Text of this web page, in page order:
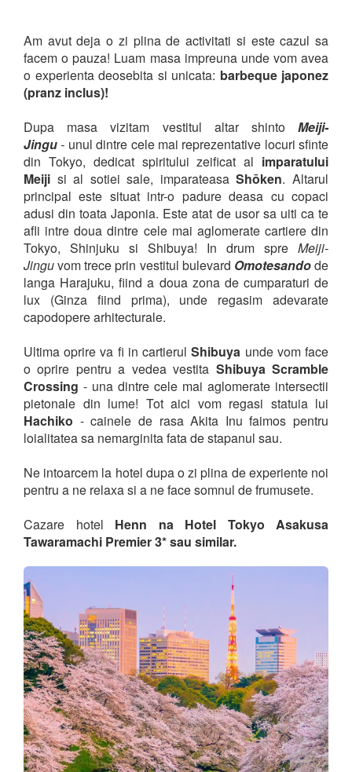
Am avut deja o zi plina de activitati si este cazul sa
facem o pauza! Luam masa impreuna unde vom avea
o experienta deosebita si unicata: barbeque japonez
(pranz inclus)!
Dupa masa vizitam vestitul altar shinto Meiji-
Jingu- unul dintre cele mai reprezentative locuri sfinte
din Tokyo, dedicat spiritului zeificat al imparatului
Meiji si al sotiei sale, imparateasaShōken. Altarul
principal este situat intr-o padure deasa cu copaci
adusi din toata Japonia. Este atat de usor sa uiti ca te
afli intre doua dintre cele mai aglomerate cartiere din
Tokyo, Shinjuku si Shibuya! In drum spre Meiji-
Jinguvom trece prin vestitul bulevard Omotesandode
langa Harajuku, fiind a doua zona de cumparaturi de
lux (Ginza fiind prima), unde regasim adevarate
capodopere arhitecturale.
Ultima oprire va fi in cartierulShibuya unde vom face
o oprire pentru a vedea vestita Shibuya Scramble
Crossing - una dintre cele mai aglomerate intersectii
pietonale din lume! Tot aici vom regasi statuia lui
Hachiko - cainele de rasa Akita Inu faimos pentru
loialitatea sa nemarginita fata de stapanul sau.
Ne intoarcem la hotel dupa o zi plina de experiente noi
pentru a ne relaxa si a ne face somnul de frumusete.
Cazare hotel Henn na Hotel Tokyo Asakusa
Tawaramachi Premier 3* sau similar.